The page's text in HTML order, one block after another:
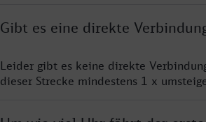
Gibt es eine direkte
Leider gibt es keine direkte
dieser Strecke mindestens 1 x